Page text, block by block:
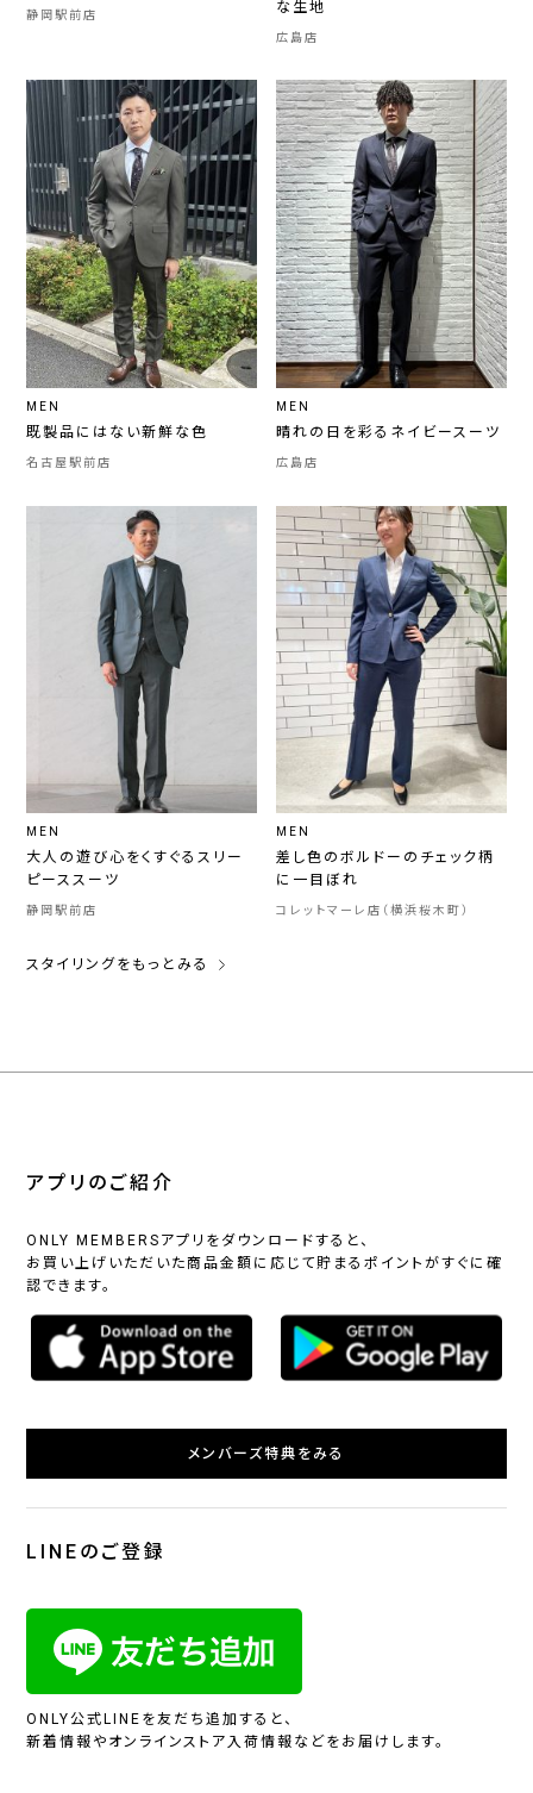
静岡駅前店 な生地
広島店
MEN
既製品にはない新鮮な色
名古屋駅前店
MEN
晴れの日を彩るネイビースーツ
広島店
MEN
大人の遊び心をくすぐるスリー
ピーススーツ
静岡駅前店
MEN
差し色のボルドーのチェック柄
に一目ぼれ
コレットマーレ店（横浜桜木町）
スタイリングをもっとみる
アプリのご紹介
ONLY MEMBERSアプリをダウンロードすると、
お買い上げいただいた商品金額に応じて貯まるポイントがすぐに確
認できます。
メンバーズ特典をみる
LINEのご登録
ONLY公式LINEを友だち追加すると、
新着情報やオンラインストア入荷情報などをお届けします。